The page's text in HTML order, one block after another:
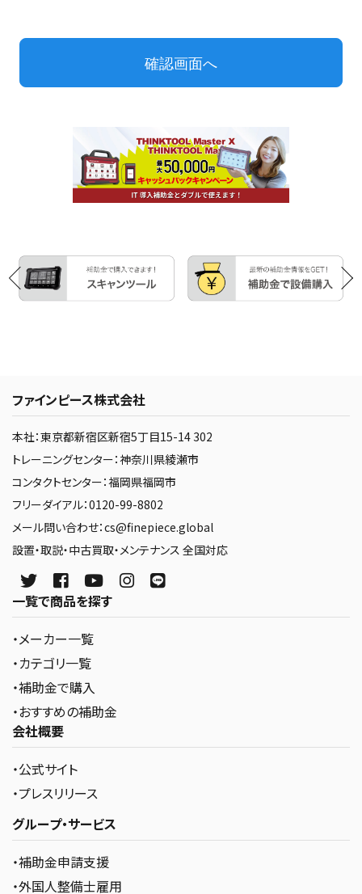
ファインピース株式会社
本社：東京都新宿区新宿5丁目15-14 302
トレーニングセンター：神奈川県綾瀬市
コンタクトセンター：福岡県福岡市
フリーダイアル：0120-99-8802
メール問い合わせ：cs@finepiece.global
設置・取説・中古買取・メンテナンス 全国対応
一覧で商品を探す
・メーカー一覧
・カテゴリ一覧
・補助金で購入
・おすすめの補助金
会社概要
・公式サイト
・プレスリリース
グループ・サービス
・補助金申請支援
・外国人整備士雇用